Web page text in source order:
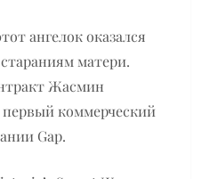
ангелок оказался
стараниям матери.
Жасмин
первый коммерческий
Gap.